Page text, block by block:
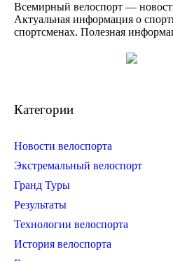
Всемирный велоспорт —
Актуальная информация о
спортсменах. Полезная
Категории
Новости велоспорта
Экстремальный велоспорт
Гранд Туры
Результаты
Технологии велоспорта
История велоспорта